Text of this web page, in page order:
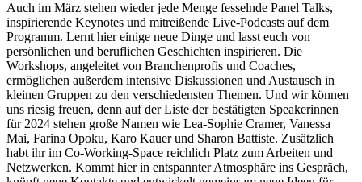
Auch im März stehen wieder jede Menge fesselnde Panel Talks,
inspirierende Keynotes und mitreißende Live-Podcasts auf dem
Programm. Lernt hier einige neue Dinge und lasst euch von
persönlichen und beruflichen Geschichten inspirieren. Die
Workshops, angeleitet von Branchenprofis und Coaches,
ermöglichen außerdem intensive Diskussionen und Austausch in
kleinen Gruppen zu den verschiedensten Themen. Und wir können
uns riesig freuen, denn auf der Liste der bestätigten Speakerinnen
für 2024 stehen große Namen wie Lea-Sophie Cramer, Vanessa
Mai, Farina Opoku, Karo Kauer und Sharon Battiste. Zusätzlich
habt ihr im Co-Working-Space reichlich Platz zum Arbeiten und
Netzwerken. Kommt hier in entspannter Atmosphäre ins Gespräch,